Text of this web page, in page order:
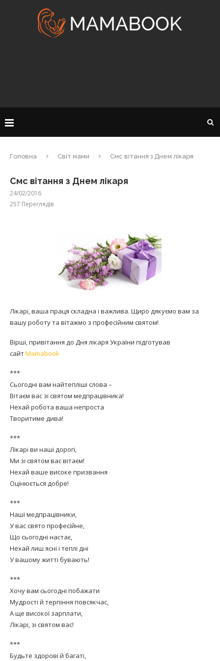
Головна Світ мами Смс вітання з Днем лікаря
Смс вітання з Днем лікаря
24/02/2016
257 Переглядів
Лікарі, ваша праця складна і важлива. Щиро дякуємо вам за
вашу роботу та вітажмо з професійним святом!
Вірші, привітання до Дня лікаря України підготував
сайтMamabook
***
Сьогодні вам найтепліші слова –
Вітаєм вас зі святом медпрацівника!
Нехай робота ваша непроста
Творитиме дива!
***
Лікарі ви наші дорогі,
Ми зі святом вас вітаєм!
Нехай ваше високе призвання
Оцінюється добре!
***
Наші медпрацівники,
У вас свято професійне,
Що сьогодні настає,
Нехай лиш ясні і теплі дні
У вашому житті бувають!
***
Хочу вам сьогодні побажати
Мудрості й терпіння повсякчас,
А ще високої зарплати,
Лікарі, зі святом вас!
***
Будьте здорові й багаті,